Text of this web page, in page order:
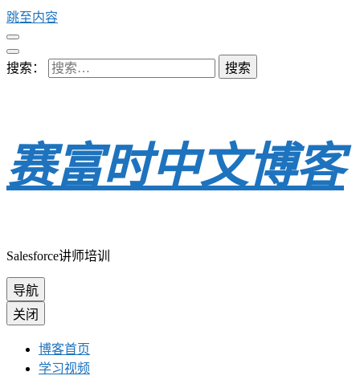
跳至内容
搜索：
赛富时中文博客
Salesforce讲师培训
导航
关闭
博客首页
学习视频